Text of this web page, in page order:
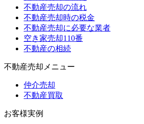
不動産売却の流れ
不動産売却時の税金
不動産売却に必要な業者
空き家売却110番
不動産の相続
不動産売却メニュー
仲介売却
不動産買取
お客様実例